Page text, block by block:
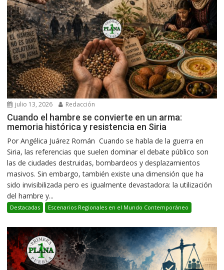
julio 13, 2026 Redacción
Cuando el hambre se convierte en un arma:
memoria histórica y resistencia en Siria
Por Angélica Juárez Román Cuando se habla de la guerra en
Siria, las referencias que suelen dominar el debate público son
las de ciudades destruidas, bombardeos y desplazamientos
masivos. Sin embargo, también existe una dimensión que ha
sido invisibilizada pero es igualmente devastadora: la utilización
del hambre y...
Destacadas Escenarios Regionales en el Mundo Contemporáneo